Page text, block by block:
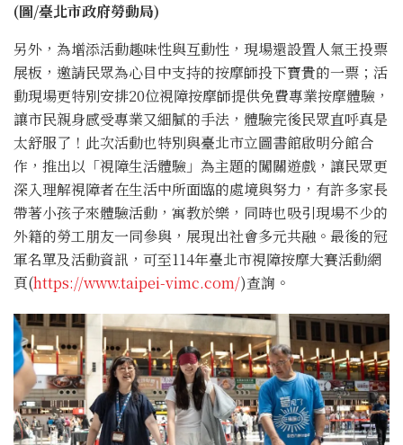
(圖/臺北市政府勞動局)
另外，為增添活動趣味性與互動性，現場還設置人氣王投票
展板，邀請民眾為心目中支持的按摩師投下寶貴的一票；活
動現場更特別安排20位視障按摩師提供免費專業按摩體驗，
讓市民親身感受專業又細膩的手法，體驗完後民眾直呼真是
太舒服了！此次活動也特別與臺北市立圖書館啟明分館合
作，推出以「視障生活體驗」為主題的闖關遊戲，讓民眾更
深入理解視障者在生活中所面臨的處境與努力，有許多家長
帶著小孩子來體驗活動，寓教於樂，同時也吸引現場不少的
外籍的勞工朋友一同參與，展現出社會多元共融。最後的冠
軍名單及活動資訊，可至114年臺北市視障按摩大賽活動網
頁(https://www.taipei-vimc.com/)查詢。